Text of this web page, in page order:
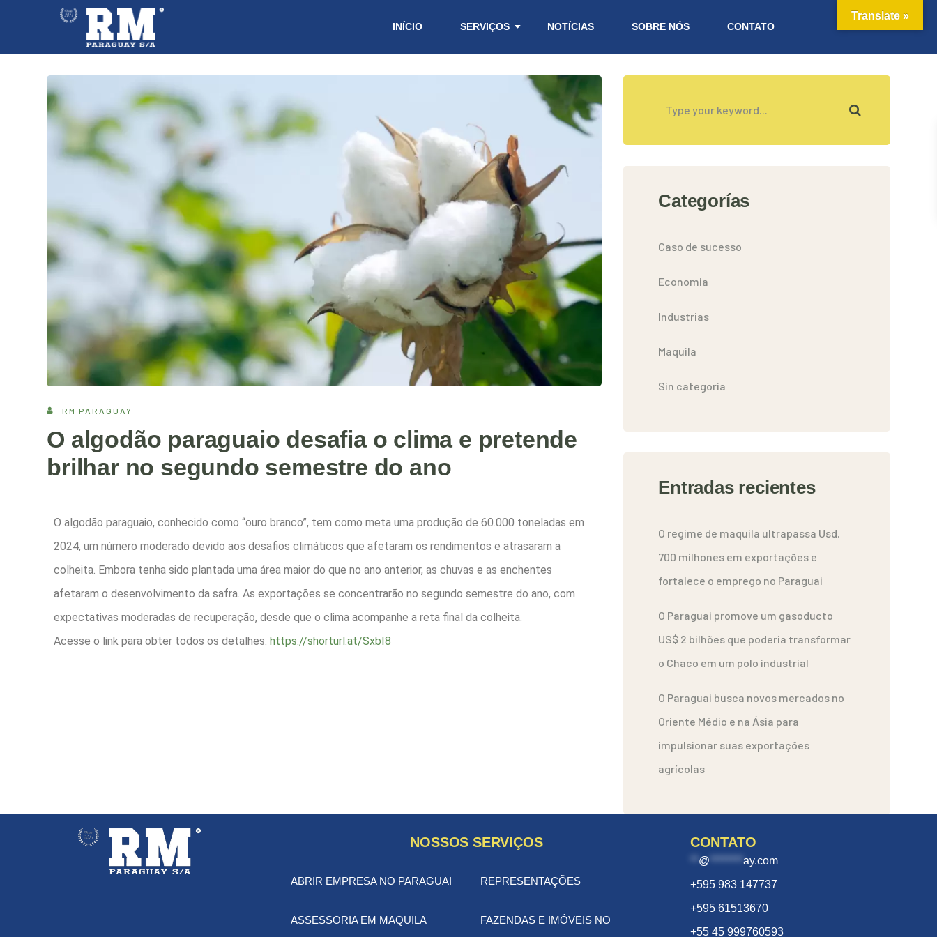
INÍCIO SERVIÇOS NOTÍCIAS SOBRE NÓS CONTATO
RM PARAGUAY
O algodão paraguaio desafia o clima e pretende
brilhar no segundo semestre do ano
O algodão paraguaio, conhecido como “ouro branco”, tem como meta uma produção de 60.000 toneladas em
2024, um número moderado devido aos desafios climáticos que afetaram os rendimentos e atrasaram a
colheita. Embora tenha sido plantada uma área maior do que no ano anterior, as chuvas e as enchentes
afetaram o desenvolvimento da safra. As exportações se concentrarão no segundo semestre do ano, com
expectativas moderadas de recuperação, desde que o clima acompanhe a reta final da colheita.
Acesse o link para obter todos os detalhes:https://shorturl.at/SxbI8
Categorías
Caso de sucesso
Economia
Industrias
Maquila
Sin categoría
Entradas recientes
O regime de maquila ultrapassa Usd.
700 milhones em exportações e
fortalece o emprego no Paraguai
O Paraguai promove um gasoducto
US$ 2 bilhões que poderia transformar
o Chaco em um polo industrial
O Paraguai busca novos mercados no
Oriente Médio e na Ásia para
impulsionar suas exportações
agrícolas
NOSSOS SERVIÇOS
ABRIR EMPRESA NO PARAGUAI
ASSESSORIA EM MAQUILA
REPRESENTAÇÕES
FAZENDAS E IMÓVEIS NO
CONTATO
@ ******** ay.com
+595 983 147737
+595 61513670
+55 45 999760593
Translate »